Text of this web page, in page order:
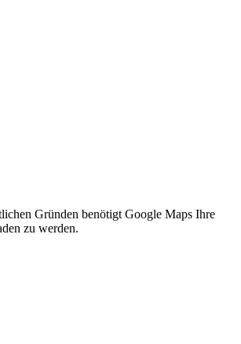
Gründen benötigt Google Maps Ihre
zu werden.